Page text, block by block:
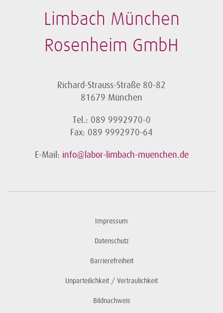
Limbach München
Rosenheim GmbH
Richard-Strauss-Straße 80-82
81679 München
Tel.: 089 9992970-0
Fax: 089 9992970-64
E-Mail: info@labor-limbach-muenchen.de
Impressum
Datenschutz
Barrierefreiheit
Unparteilichkeit / Vertraulichkeit
Bildnachweis